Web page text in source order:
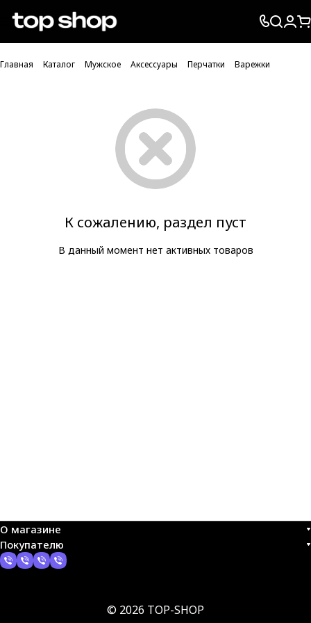
Проверка хлебных крошек
Главная Каталог Мужское Аксессуары Перчатки Варежки
К сожалению, раздел пуст
В данный момент нет активных товаров
О магазине
Покупателю
© 2026 TOP-SHOP